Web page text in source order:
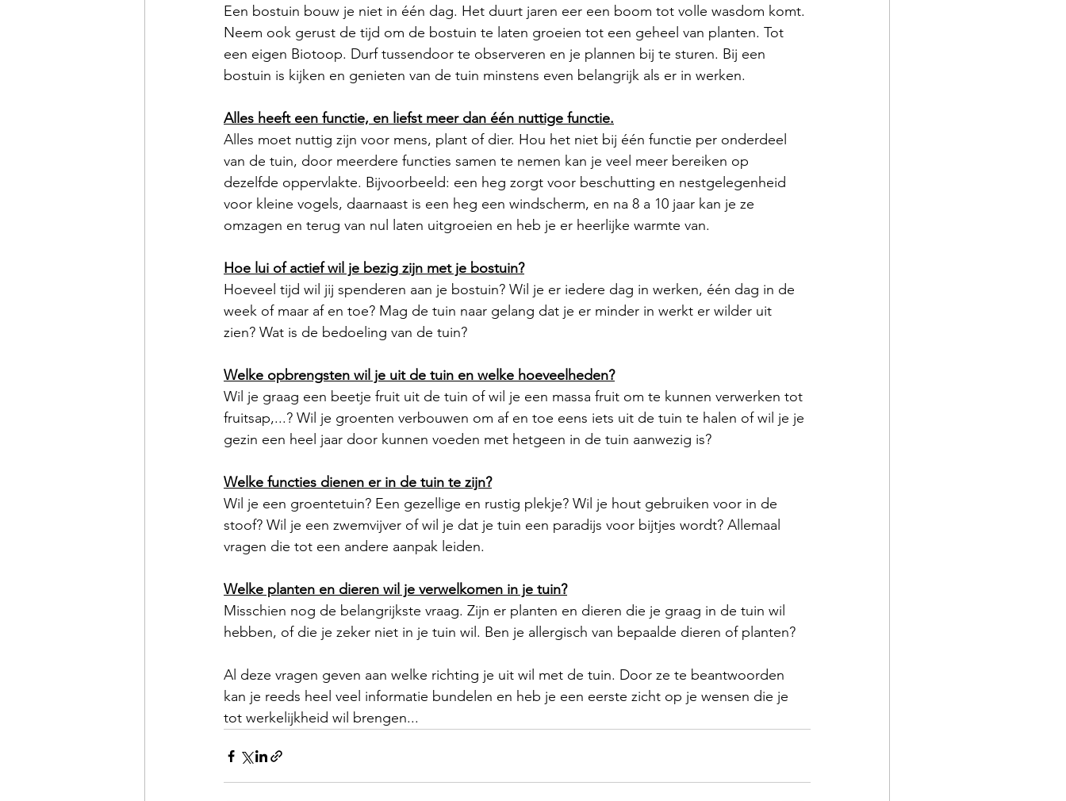
Een bostuin bouw je niet in één dag. Het duurt jaren eer een boom tot volle wasdom komt.
Neem ook gerust de tijd om de bostuin te laten groeien tot een geheel van planten. Tot
een eigen Biotoop. Durf tussendoor te observeren en je plannen bij te sturen. Bij een
bostuin is kijken en genieten van de tuin minstens even belangrijk als er in werken.
Alles heeft een functie, en liefst meer dan één nuttige functie.
Alles moet nuttig zijn voor mens, plant of dier. Hou het niet bij één functie per onderdeel
van de tuin, door meerdere functies samen te nemen kan je veel meer bereiken op
dezelfde oppervlakte. Bijvoorbeeld: een heg zorgt voor beschutting en nestgelegenheid
voor kleine vogels, daarnaast is een heg een windscherm, en na 8 a 10 jaar kan je ze
omzagen en terug van nul laten uitgroeien en heb je er heerlijke warmte van.
Hoe lui of actief wil je bezig zijn met je bostuin?
Hoeveel tijd wil jij spenderen aan je bostuin? Wil je er iedere dag in werken, één dag in de
week of maar af en toe? Mag de tuin naar gelang dat je er minder in werkt er wilder uit
zien? Wat is de bedoeling van de tuin?
Welke opbrengsten wil je uit de tuin en welke hoeveelheden?
Wil je graag een beetje fruit uit de tuin of wil je een massa fruit om te kunnen verwerken tot
fruitsap,...? Wil je groenten verbouwen om af en toe eens iets uit de tuin te halen of wil je je
gezin een heel jaar door kunnen voeden met hetgeen in de tuin aanwezig is?
Welke functies dienen er in de tuin te zijn?
Wil je een groentetuin? Een gezellige en rustig plekje? Wil je hout gebruiken voor in de
stoof? Wil je een zwemvijver of wil je dat je tuin een paradijs voor bijtjes wordt? Allemaal
vragen die tot een andere aanpak leiden.
Welke planten en dieren wil je verwelkomen in je tuin?
Misschien nog de belangrijkste vraag. Zijn er planten en dieren die je graag in de tuin wil
hebben, of die je zeker niet in je tuin wil. Ben je allergisch van bepaalde dieren of planten?
Al deze vragen geven aan welke richting je uit wil met de tuin. Door ze te beantwoorden
kan je reeds heel veel informatie bundelen en heb je een eerste zicht op je wensen die je
tot werkelijkheid wil brengen...